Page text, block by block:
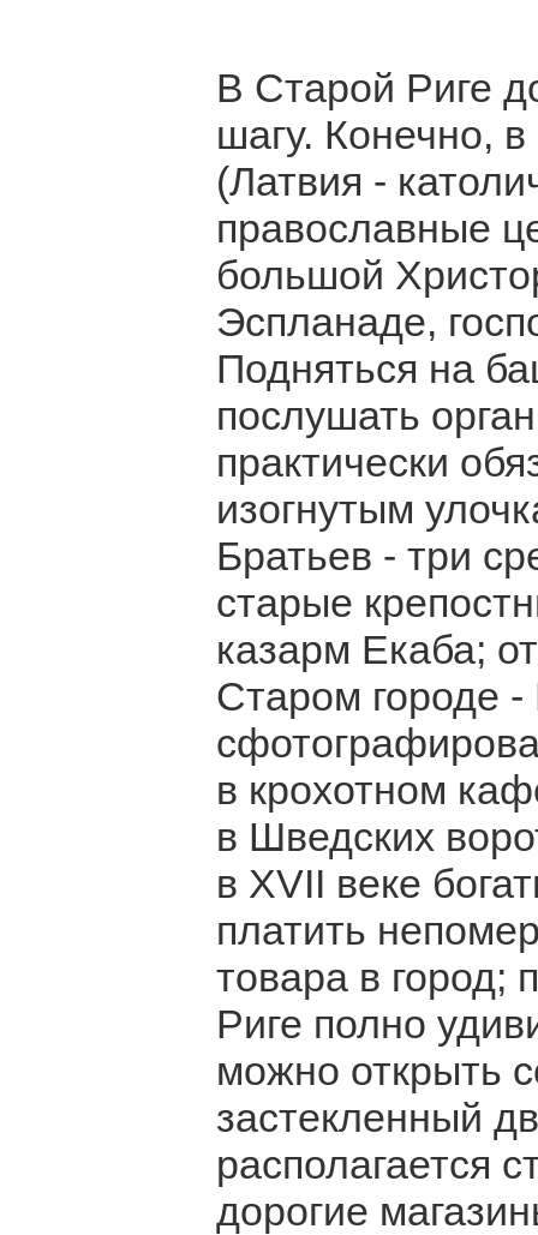
В Старой Риге
шагу. Конечно,
(Латвия -
православные
большой
Эспланаде,
Подняться на
послушать
практически
изогнутым
Братьев - три
старые
казарм Екаба;
Старом городе
в крохотном
в Шведских
в XVII веке
платить
товара в город;
Риге полно
можно открыть
застекленный
располагается
дорогие